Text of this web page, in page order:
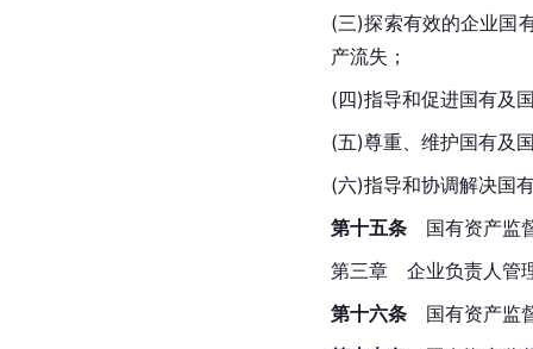
(三)探索有效的企业国
产流失；
(四)指导和促进国有及
(五)尊重、维护国有及
(六)指导和协调解决国
第十五条 国有资产监
第三章　企业负责人管
第十六条 国有资产监